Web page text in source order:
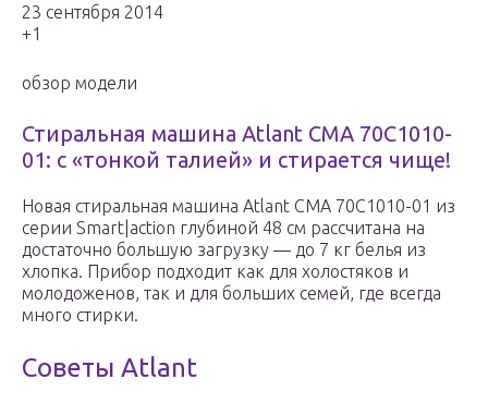
23 сентября 2014
+1
обзор модели
Стиральная машина Atlant СМА 70С1010-
01: с «тонкой талией» и стирается чище!
Новая стиральная машина Atlant СМА 70С1010-01 из
серии Smart|action глубиной 48 см рассчитана на
достаточно большую загрузку — до 7 кг белья из
хлопка. Прибор подходит как для холостяков и
молодоженов, так и для больших семей, где всегда
много стирки.
Советы Atlant